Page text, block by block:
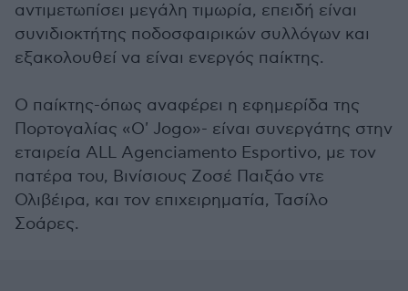
αντιμετωπίσει μεγάλη τιμωρία, επειδή είναι
συνιδιοκτήτης ποδοσφαιρικών συλλόγων και
εξακολουθεί να είναι ενεργός παίκτης.
Ο παίκτης-όπως αναφέρει η εφημερίδα της
Πορτογαλίας «O' Jogo»- είναι συνεργάτης στην
εταιρεία ALL Agenciamento Esportivo, με τον
πατέρα του, Βινίσιους Ζοσέ Παιξάο ντε
Ολιβέιρα, και τον επιχειρηματία, Τασίλο
Σοάρες.